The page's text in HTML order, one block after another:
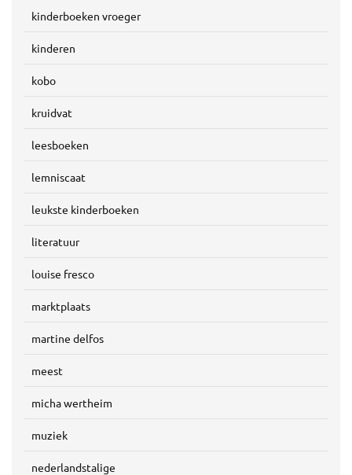
kinderboeken vroeger
kinderen
kobo
kruidvat
leesboeken
lemniscaat
leukste kinderboeken
literatuur
louise fresco
marktplaats
martine delfos
meest
micha wertheim
muziek
nederlandstalige